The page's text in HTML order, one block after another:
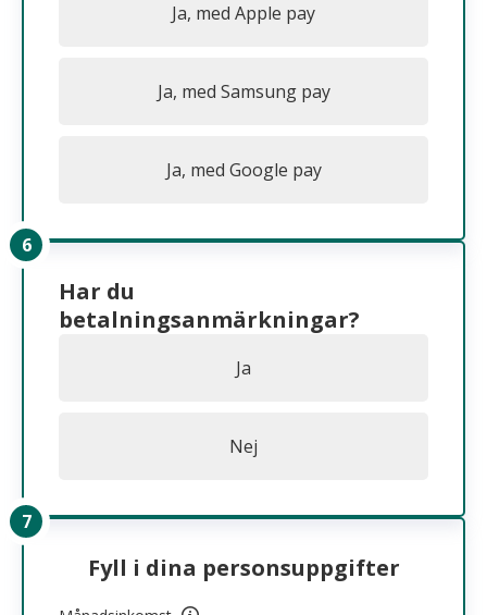
Ja, med Apple pay
Ja, med Samsung pay
Ja, med Google pay
Har du
betalningsanmärkningar?
Ja
Nej
Fyll i dina personsuppgifter